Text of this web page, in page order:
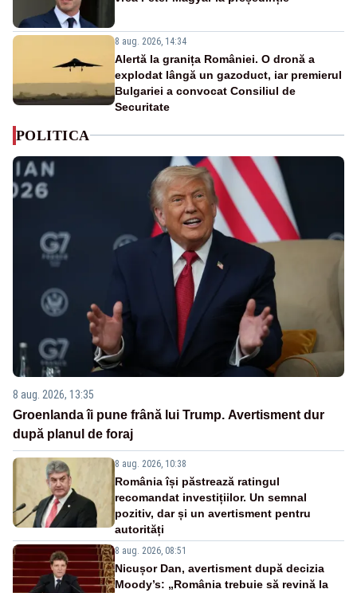
8 aug. 2026, 14:34
Alertă la granița României. O dronă a
explodat lângă un gazoduct, iar premierul
Bulgariei a convocat Consiliul de
Securitate
POLITICA
8 aug. 2026, 13:35
Groenlanda îi pune frână lui Trump. Avertisment dur
după planul de foraj
8 aug. 2026, 10:38
România își păstrează ratingul
recomandat investițiilor. Un semnal
pozitiv, dar și un avertisment pentru
autorități
8 aug. 2026, 08:51
Nicușor Dan, avertisment după decizia
Moody’s: „România trebuie să revină la